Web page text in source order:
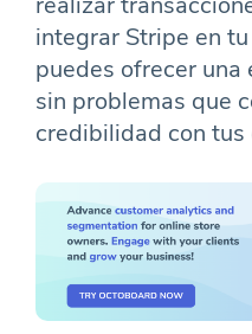
integrar Stripe en
puedes ofrecer
sin problemas que
credibilidad con tus